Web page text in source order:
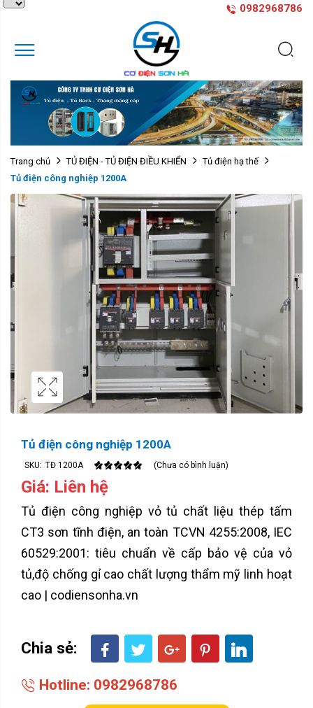
0982968786
Trang chủ TỦ ĐIỆN - TỦ ĐIỆN ĐIỀU KHIỂN
Tủ điện hạ thế
Tủ điện công nghiệp 1200A
Tủ điện công nghiệp 1200A
SKU: TĐ 1200A (Chưa có bình luận)
Giá: Liên hệ
Tủ điện công nghiệp vỏ tủ chất liệu thép tấm
CT3 sơn tĩnh điện, an toàn TCVN 4255:2008, IEC
60529:2001: tiêu chuẩn về cấp bảo vệ của vỏ
tủ,độ chống gỉ cao chất lượng thẩm mỹ linh hoạt
cao | codiensonha.vn
Chia sẻ:
Hotline: 0982968786